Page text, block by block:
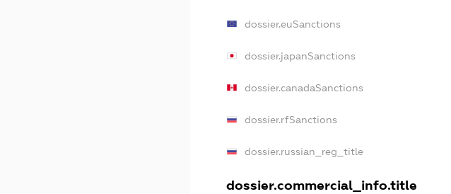
dossier.euSanctions
dossier.japanSanctions
dossier.canadaSanctions
dossier.rfSanctions
dossier.russian_reg_title
dossier.commercial_info.title